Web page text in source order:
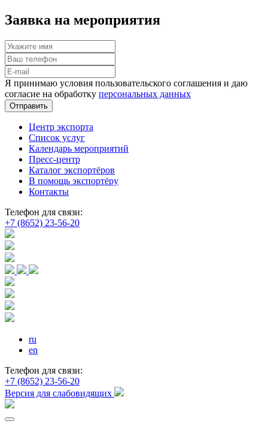
Заявка на мероприятия
Я принимаю условия пользовательского соглашения и даю
согласие на обработку персональных данных
Отправить
Центр экспорта
Список услуг
Календарь мероприятий
Пресс-центр
Каталог экспортёров
В помощь экспортёру
Контакты
Телефон для связи:
+7 (8652) 23-56-20
ru
en
Телефон для связи:
+7 (8652) 23-56-20
Версия для слабовидящих